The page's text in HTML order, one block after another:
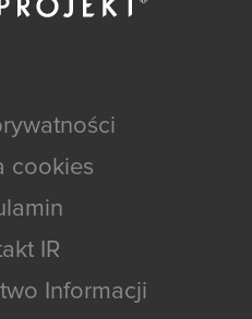
cookies
IR
Informacji